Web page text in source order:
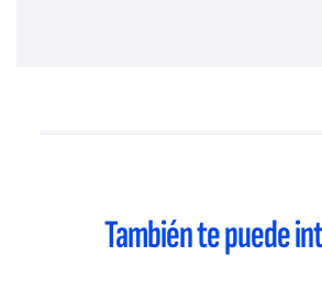
También te puede